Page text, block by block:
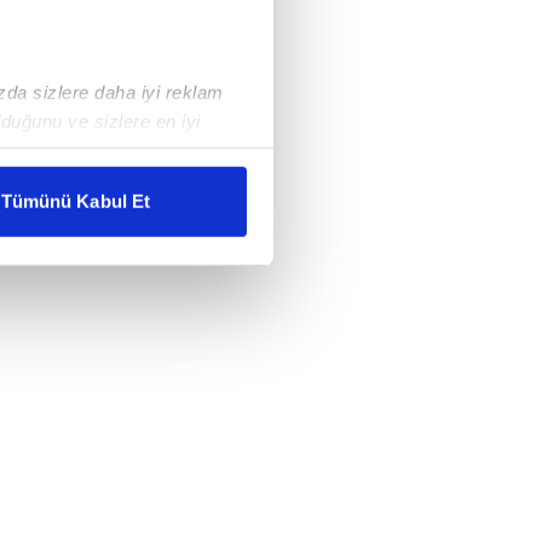
sizlere daha iyi reklam
ve sizlere en iyi
karşılamak
gösterilmeyecektir."
kullanılmaktadır. Bu
sunulması
ve sizlere yönelik
detaylı bilgi için Ayarlar
ve sitemizde ilgili
Tümünü Kabul Et